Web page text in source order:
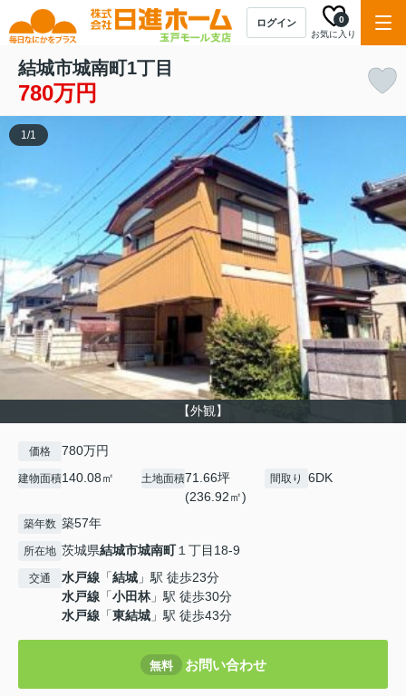
ログイン
お気に入り
0
結城市城南町1丁目
780万円
【外観】
1/1
価格 780万円
建物面積140.08㎡ 土地面積71.66坪
(236.92㎡)
間取り 6DK
築年数 築57年
所在地 茨城県結城市城南町１丁目18-9
交通 水戸線 「結城 」駅 徒歩23分
水戸線 「小田林」駅 徒歩30分
水戸線 「東結城 」駅 徒歩43分
無料 お問い合わせ